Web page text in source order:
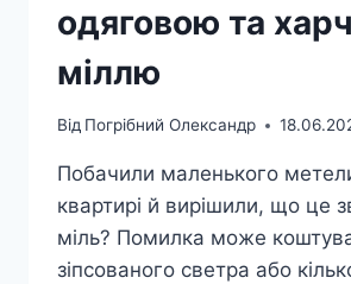
одяговою та
міллю
Від Погрібний Олександр
Побачили маленького
квартирі й вирішили, що це
міль? Помилка може
зіпсованого светра або